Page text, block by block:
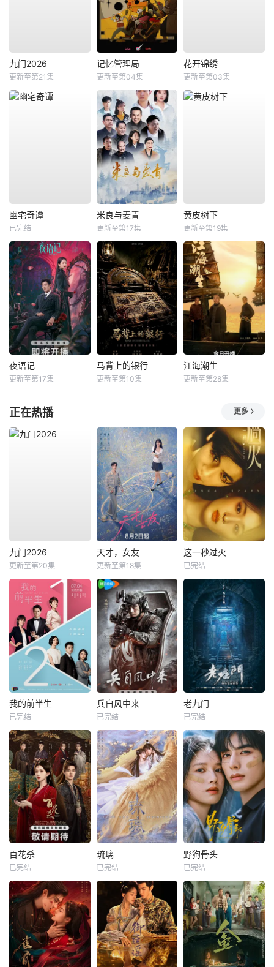
九门2026
更新至第21集
记忆管理局
更新至第04集
花开锦绣
更新至第03集
幽宅奇谭
已完结
米良与麦青
更新至第17集
黄皮树下
更新至第19集
夜语记
更新至第17集
马背上的银行
更新至第10集
江海潮生
更新至第28集
正在热播 更多
九门2026
更新至第20集
天才，女友
更新至第18集
这一秒过火
已完结
我的前半生
已完结
兵自风中来
已完结
老九门
已完结
百花杀
已完结
琉璃
已完结
野狗骨头
已完结